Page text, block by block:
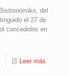
del
el 27 de
concedidos en
Leer más